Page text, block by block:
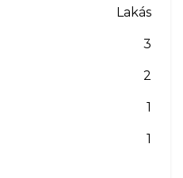
Lakás
3
2
1
1